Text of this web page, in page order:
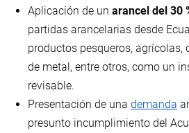
Aplicación de un arancel del 30
partidas arancelarias desde
productos pesqueros,
de metal, entre otros, como un
revisable.
Presentación de una demanda
presunto incumplimiento del